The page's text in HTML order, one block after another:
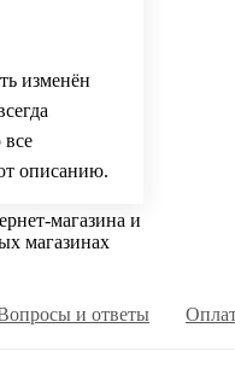
изменён
все
описанию.
магазина и
магазинах
и ответы